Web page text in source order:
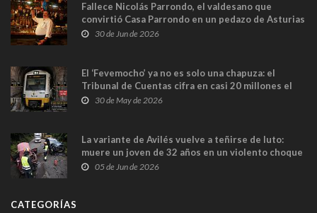
Fallece Nicolás Parrondo, el valdesano que
convirtió Casa Parrondo en un pedazo de Asturias
en Madrid
30 de Jun de 2026
El ‘Fevemocho’ ya no es solo una chapuza: el
Tribunal de Cuentas cifra en casi 20 millones el
sobrecoste de los trenes que no cabían por los
30 de May de 2026
La variante de Avilés vuelve a teñirse de luto:
muere un joven de 32 años en un violento choque
frontal
05 de Jun de 2026
CATEGORÍAS